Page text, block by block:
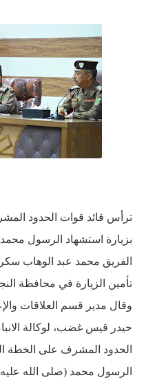
ترأس قائد قوات الحدود
بزيارة استشهاد الرسول
الفريق محمد عبد الوهاب
تأمين الزيارة في محافظة
وقال مدير قسم العلاقات
حيدر قيس غضب، لوكالة
الحدود المشرف على الخطة
الرسول محمد (صلى الله